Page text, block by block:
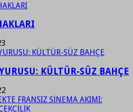
KÜLTÜR-SÜZ BAHÇE